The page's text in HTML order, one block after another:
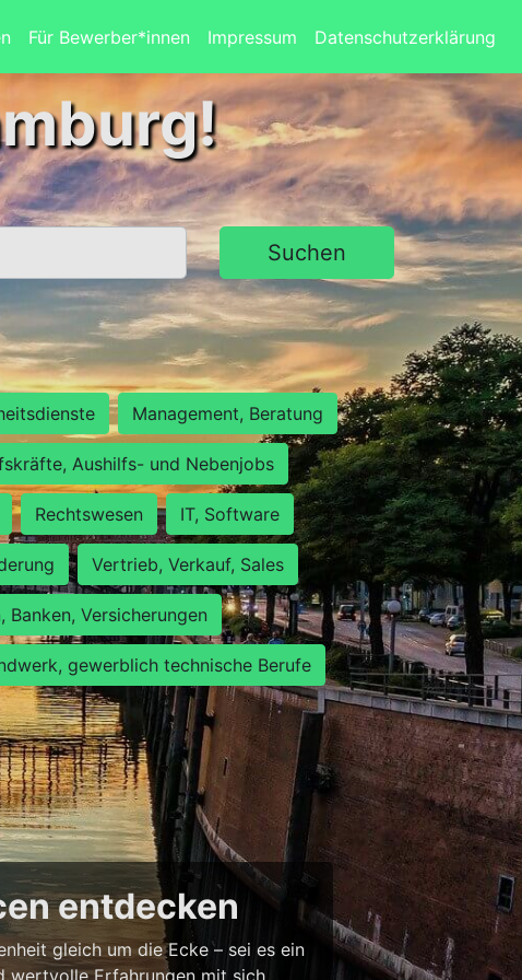
Für Bewerber*innen Impressum Datenschutzerklärung
Suchen
Management, Beratung
Aushilfs- und Nebenjobs
Rechtswesen IT, Software
Vertrieb, Verkauf, Sales
Banken, Versicherungen
gewerblich technische Berufe
entdecken
gleich um die Ecke – sei es ein